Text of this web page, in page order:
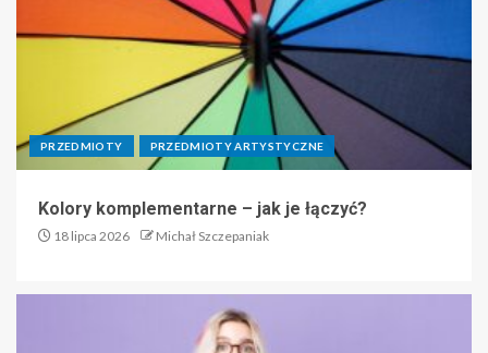
PRZEDMIOTY PRZEDMIOTY ARTYSTYCZNE
Kolory komplementarne – jak je łączyć?
18 lipca 2026 Michał Szczepaniak